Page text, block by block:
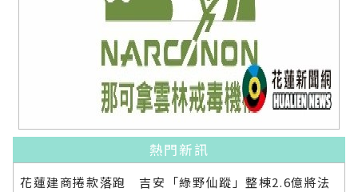
熱門新訊
花蓮建商捲款落跑 吉安「綠野仙蹤」整棟2.6億將法